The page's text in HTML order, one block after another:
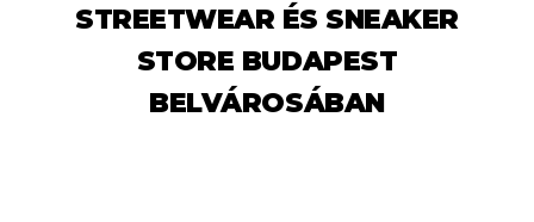
STREETWEAR ÉS SNEAKER
STORE BUDAPEST
BELVÁROSÁBAN